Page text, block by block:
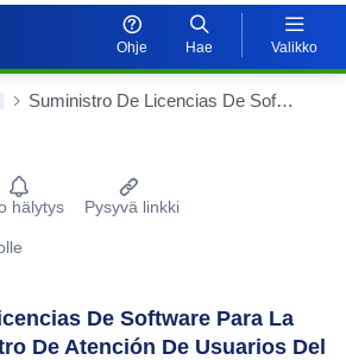
Ohje Hae Valikko
Suministro De Licencias De Software Para La Gestión Del Centro De Atención De Usuarios Del Ministerio Para La Transición Ecológica Y El Reto Demográfico (Direccion General De Servicios)
Actions Portlet
hälytys Pysyvä linkki
De Software Para La
De Atención De Usuarios Del